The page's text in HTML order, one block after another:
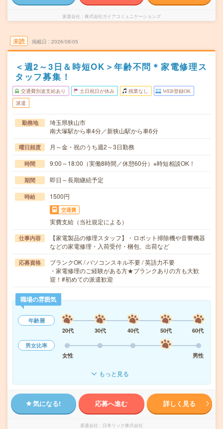
派遣会社 株式会社ガイアコミュニケーションズ
未読 掲載日 2026/08/05
＜週2～3日＆時短OK＞年齢不問＊家電修理ス
タッフ募集！
交通費別途支給あり 土日祝日が休み 残業なし WEB登録OK
派遣
勤務地
埼玉県狭山市
南大塚駅から車4分／新狭山駅から車6分
曜日頻度 月～金・祝のうち週2～3日勤務
時間 9:00～18:00（実働8時間／休憩60分）※時短相談OK！
期間 即日～長期継続予定
時給 1500円
交通費
実費支給（当社規定による）
仕事内容
【家電製品の修理スタッフ】・ロボット掃除機や音響機器
などの家電修理・入荷受付・梱包、出荷など
応募資格
ブランクOK / パソコンスキル不要 / 英語力不要
・家電修理のご経験がある方★ブランクありの方も大歓
迎！#初めての派遣歓迎
職場の雰囲気
年齢層
20代
30代 40代 50代
60代
男女比率
女性
男性
もっと見る
気になる! 応募へ進む 詳しく見る
派遣会社 日本リック株式会社